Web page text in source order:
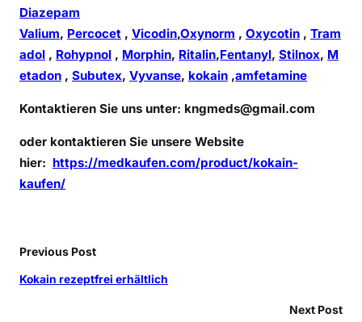
Diazepam
Valium, Percocet , Vicodin,Oxynorm , Oxycotin , Tram
adol , Rohypnol , Morphin, Ritalin,Fentanyl, Stilnox, M
etadon , Subutex, Vyvanse, kokain ,amfetamine
Kontaktieren Sie uns unter: kngmeds@gmail.com
oder kontaktieren Sie unsere Website
hier: https://medkaufen.com/product/kokain-
kaufen/
Previous Post
Kokain rezeptfrei erhältlich
Next Post